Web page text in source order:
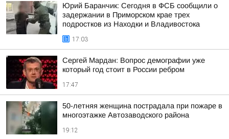
Юрий Баранчик: Сегодня в ФСБ сообщили о
задержании в Приморском крае трех
подростков из Находки и Владивостока
17:03
Сергей Мардан: Вопрос демографии уже
который год стоит в России ребром
17:47
50-летняя женщина пострадала при пожаре в
многоэтажке Автозаводского района
19:12